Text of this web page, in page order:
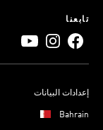
تابعنا
إعدادات البيانات
Bahrain